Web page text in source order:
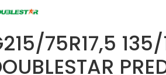
75R17,5 135/